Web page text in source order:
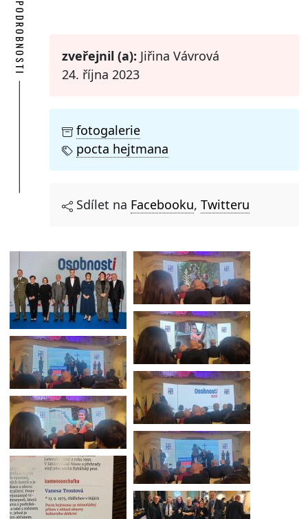
PODROBNOSTI zveřejnil (a): Jiřina Vávrová
24. října 2023
fotogalerie
pocta hejtmana
Sdílet na Facebooku, Twitteru